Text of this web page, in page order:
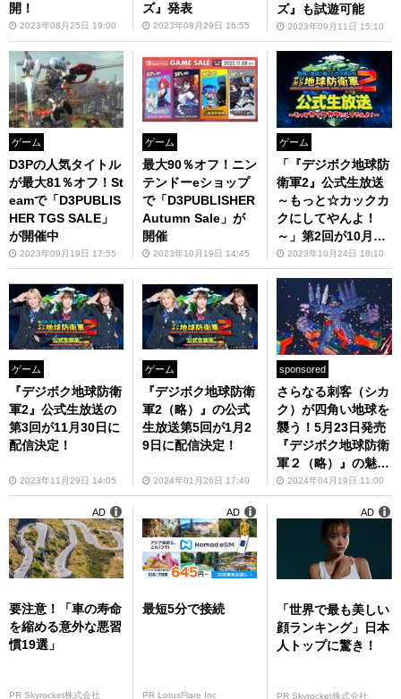
開！
2023年08月25日 19:00
ズ』発表
2023年08月29日 16:55
ズ』も試遊可能
2023年09月11日 15:10
ゲーム
D3Pの人気タイトル
が最大81％オフ！St
eamで「D3PUBLIS
HER TGS SALE」
が開催中
2023年09月19日 17:55
ゲーム
最大90％オフ！ニン
テンドーeショップ
で「D3PUBLISHER
Autumn Sale」が
開催
2023年10月19日 14:45
ゲーム
「『デジボク地球防
衛軍2』公式生放送
～もっと☆カックカ
クにしてやんよ！
～」第2回が10月25
日に配信！
2023年10月24日 18:10
ゲーム
『デジボク地球防衛
軍2』公式生放送の
第3回が11月30日に
配信決定！
2023年11月29日 14:05
ゲーム
『デジボク地球防衛
軍2（略）』の公式
生放送第5回が1月2
9日に配信決定！
2024年01月26日 17:40
sponsored
さらなる刺客（シカ
ク）が四角い地球を
襲う！5月23日発売
『デジボク地球防衛
軍２（略）』の魅力
をチェック
2024年04月19日 11:00
要注意！「車の寿命
を縮める意外な悪習
慣19選」
PR Skyrocket株式会社
AD
最短5分で接続
PR LotusFlare Inc
AD
「世界で最も美しい
顔ランキング」日本
人トップに驚き！
PR Skyrocket株式会社
AD